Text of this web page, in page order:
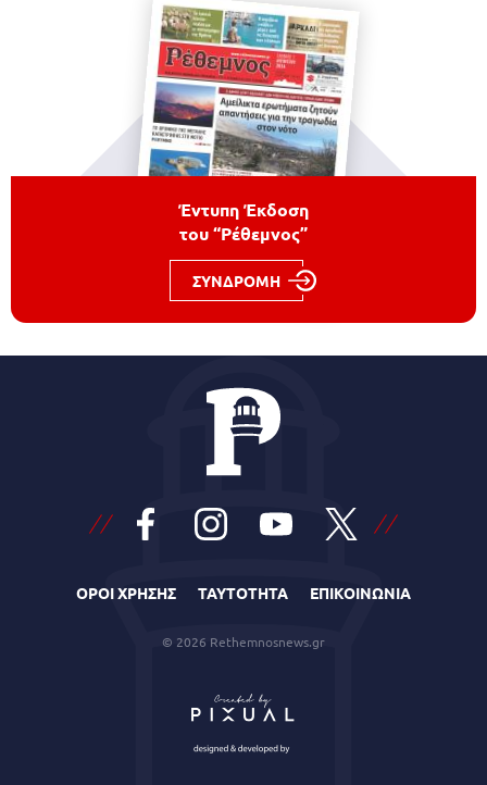
Έντυπη Έκδοση
του “Ρέθεμνος”
ΣΥΝΔΡΟΜΗ
ΟΡΟΙ ΧΡΗΣΗΣ ΤΑΥΤΟΤΗΤΑ ΕΠΙΚΟΙΝΩΝΙΑ
© 2026 Rethemnosnews.gr